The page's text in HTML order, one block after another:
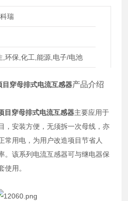
瑞
,环保,化工,能源,电子/电池
穿母排式电流互感器产品介绍
目穿母排式电流互感器主要应用于
，安装方便，无须拆一次母线，亦
常用电，为用户改造项目节省人
。该系列电流互感器可与继电器保
使用。